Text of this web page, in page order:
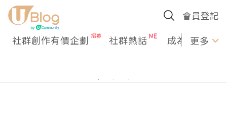
會員登記
社群創作有價企劃 社群熱話 成為U更多